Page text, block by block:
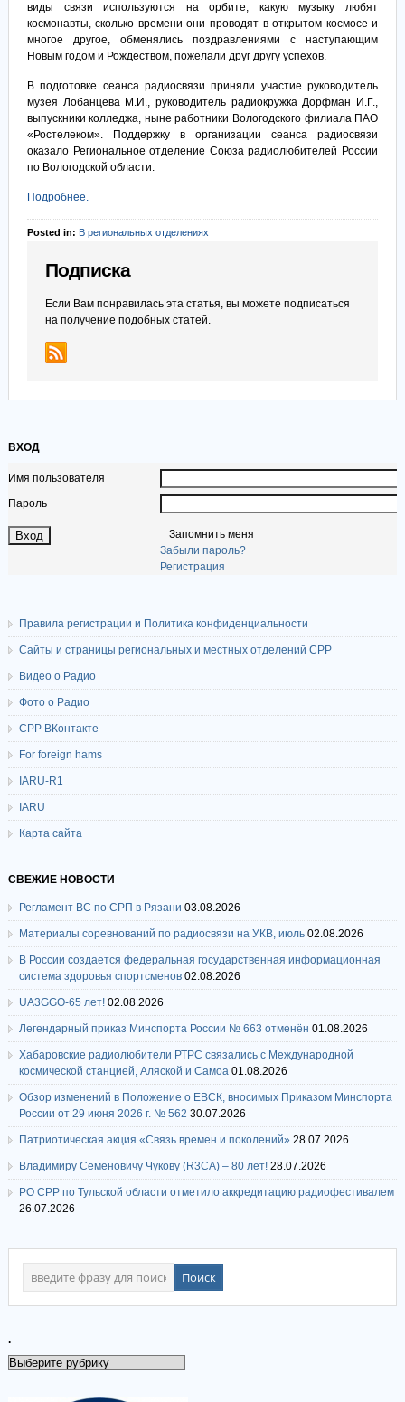
виды связи используются на орбите, какую музыку любят
космонавты, сколько времени они проводят в открытом космосе и
многое другое, обменялись поздравлениями с наступающим
Новым годом и Рождеством, пожелали друг другу успехов.
В подготовке сеанса радиосвязи приняли участие руководитель
музея Лобанцева М.И., руководитель радиокружка Дорфман И.Г.,
выпускники колледжа, ныне работники Вологодского филиала ПАО
«Ростелеком». Поддержку в организации сеанса радиосвязи
оказало Региональное отделение Союза радиолюбителей России
по Вологодской области.
Подробнее.
Posted in: В региональных отделениях
Подписка
Если Вам понравилась эта статья, вы можете подписаться
на получение подобных статей.
ВХОД
Имя пользователя
Пароль
Запомнить меня
Забыли пароль?
Регистрация
Правила регистрации и Политика конфиденциальности
Сайты и страницы региональных и местных отделений СРР
Видео о Радио
Фото о Радио
СРР ВКонтакте
For foreign hams
IARU-R1
IARU
Карта сайта
СВЕЖИЕ НОВОСТИ
Регламент ВС по СРП в Рязани 03.08.2026
Материалы соревнований по радиосвязи на УКВ, июль 02.08.2026
В России создается федеральная государственная информационная
система здоровья спортсменов 02.08.2026
UA3GGO-65 лет! 02.08.2026
Легендарный приказ Минспорта России № 663 отменён 01.08.2026
Хабаровские радиолюбители РТРС связались с Международной
космической станцией, Аляской и Самоа 01.08.2026
Обзор изменений в Положение о ЕВСК, вносимых Приказом Минспорта
России от 29 июня 2026 г. № 562 30.07.2026
Патриотическая акция «Связь времен и поколений» 28.07.2026
Владимиру Семеновичу Чукову (R3CA) – 80 лет! 28.07.2026
РО СРР по Тульской области отметило аккредитацию радиофестивалем
26.07.2026
.